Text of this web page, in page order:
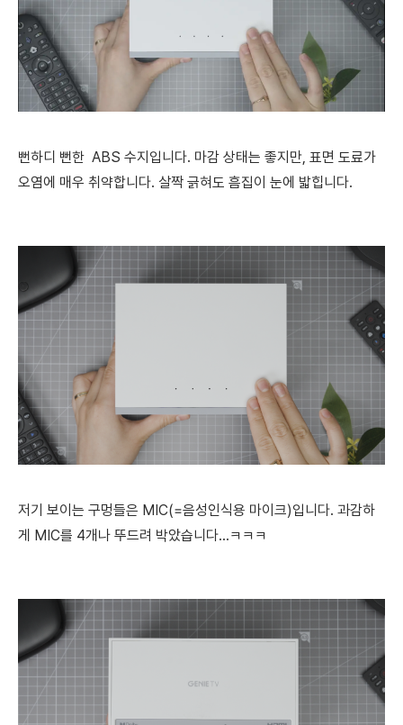
뻔하디 뻔한 ABS 수지입니다. 마감 상태는 좋지만, 표면 도료가
오염에 매우 취약합니다. 살짝 긁혀도 흠집이 눈에 밟힙니다.
저기 보이는 구멍들은 MIC(=음성인식용 마이크)입니다. 과감하
게 MIC를 4개나 뚜드려 박았습니다...ㅋㅋㅋ